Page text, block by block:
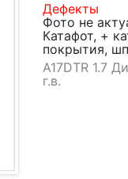
Дефекты
Фото не
Катафот, +
покрытия,
A17DTR 1.7
г.в.